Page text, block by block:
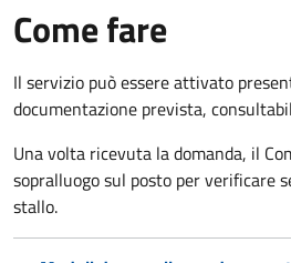
Come fare
Il servizio può essere attivato
documentazione prevista,
Una volta ricevuta la domanda, il
sopralluogo sul posto per verificare
stallo.